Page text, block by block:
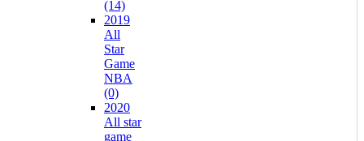
(14)
2019
All
Star
Game
NBA
(0)
2020
All star
game